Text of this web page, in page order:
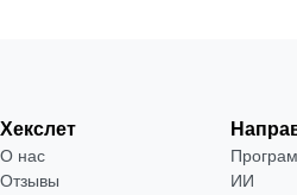
Хекслет
О нас
Отзывы
ИИ